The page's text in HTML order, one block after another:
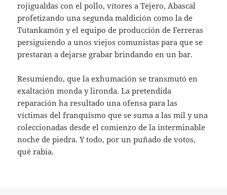
rojigualdas con el pollo, vítores a Tejero, Abascal
profetizando una segunda maldición como la de
Tutankamón y el equipo de producción de Ferreras
persiguiendo a unos viejos comunistas para que se
prestaran a dejarse grabar brindando en un bar.
Resumiendo, que la exhumación se transmutó en
exaltación monda y lironda. La pretendida
reparación ha resultado una ofensa para las
víctimas del franquismo que se suma a las mil y una
coleccionadas desde el comienzo de la interminable
noche de piedra. Y todo, por un puñado de votos,
qué rabia.